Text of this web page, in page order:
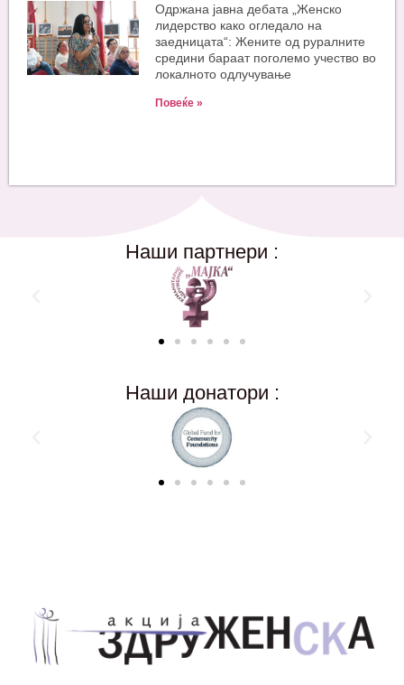
Одржана јавна дебата „Женско
лидерство како огледало на
заедницата“: Жените од руралните
средини бараат поголемо учество во
локалното одлучување
Повеќе »
Наши партнери :
Наши донатори :